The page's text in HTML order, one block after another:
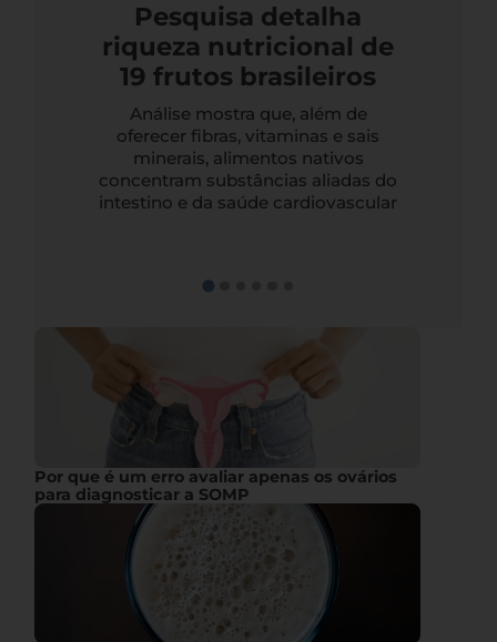
Pesquisa detalha
riqueza nutricional de
19 frutos brasileiros
Análise mostra que, além de
oferecer fibras, vitaminas e sais
minerais, alimentos nativos
concentram substâncias aliadas do
intestino e da saúde cardiovascular
Por que é um erro avaliar apenas os ovários
para diagnosticar a SOMP